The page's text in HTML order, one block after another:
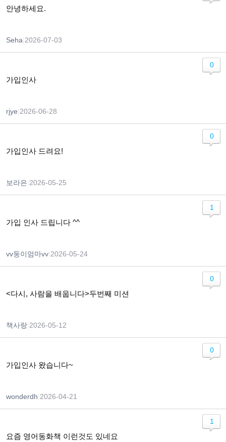
안녕하세요.
Seha 2026-07-03
가입인사
rjye 2026-06-28
0
가입인사 드려요!
보라은 2026-05-25
0
가입 인사 드립니다 ^^
vv둥이엄마vv 2026-05-24
1
<다시, 사람을 배웁니다>두번째 미션
책사랑 2026-05-12
0
가입인사 왔습니다~
wonderdh 2026-04-21
0
요즘 영어동화책 이런것도 있네요
1